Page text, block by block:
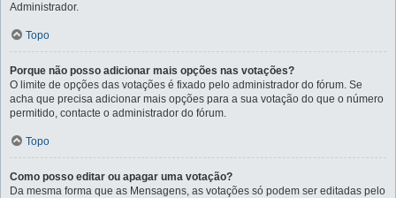
Administrador.
Topo
Porque não posso adicionar mais opções nas votações?
O limite de opções das votações é fixado pelo administrador do fórum. Se
acha que precisa adicionar mais opções para a sua votação do que o número
permitido, contacte o administrador do fórum.
Topo
Como posso editar ou apagar uma votação?
Da mesma forma que as Mensagens, as votações só podem ser editadas pelo